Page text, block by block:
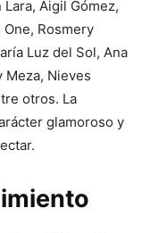
Aigil Gómez,
Rosmery
Luz del Sol, Ana
Meza, Nieves
otros. La
glamoroso y